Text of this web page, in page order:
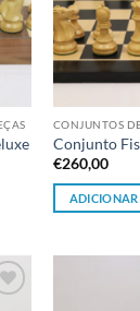
CONJUNTOS
Conjunto
€260,00
ADICIONAR